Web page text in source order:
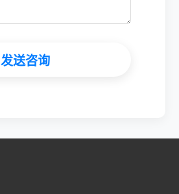
发送咨询